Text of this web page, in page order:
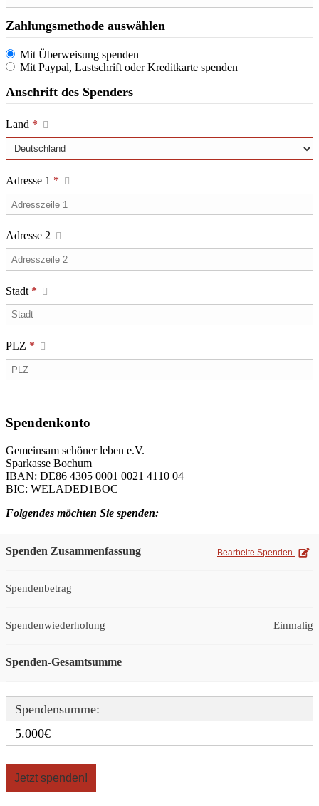
Zahlungsmethode auswählen
Mit Überweisung spenden
Mit Paypal, Lastschrift oder Kreditkarte spenden
Anschrift des Spenders
Land *
Adresse 1 *
Adresse 2
Stadt *
PLZ *
Spendenkonto
Gemeinsam schöner leben e.V.
Sparkasse Bochum
IBAN: DE86 4305 0001 0021 4110 04
BIC: WELADED1BOC
Folgendes möchten Sie spenden:
Spenden Zusammenfassung Bearbeite Spenden
Spendenbetrag
Spendenwiederholung Einmalig
Spenden-Gesamtsumme
Spendensumme:
5.000€